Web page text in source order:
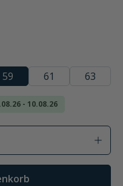
zurzeit nicht verfügbar.)
ist zurzeit nicht
nicht verfügbar.)
59 61 63
- 10.08.26
gewünschten